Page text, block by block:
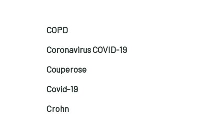
COPD
Coronavirus COVID-19
Couperose
Covid-19
Crohn